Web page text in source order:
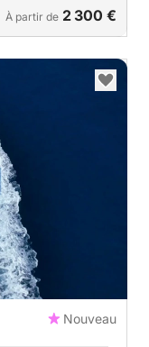
À partir de 2 300 €
Nouveau